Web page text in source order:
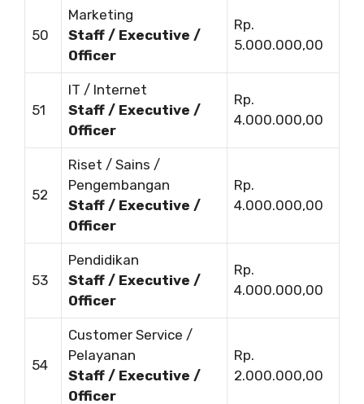
50
Marketing
Staff / Executive /
Officer
Rp.
5.000.000,00
51
IT / Internet
Staff / Executive /
Officer
Rp.
4.000.000,00
52
Riset / Sains /
Pengembangan
Staff / Executive /
Officer
Rp.
4.000.000,00
53
Pendidikan
Staff / Executive /
Officer
Rp.
4.000.000,00
54
Customer Service /
Pelayanan
Staff / Executive /
Officer
Rp.
2.000.000,00